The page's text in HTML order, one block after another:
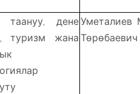
таануу, дене
туризм жана
Уметалиев
Төрөбаевич